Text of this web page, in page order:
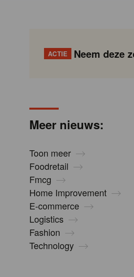
ACTIE Neem deze
Meer nieuws:
Toon meer
Foodretail
Fmcg
Home Improvement
E-commerce
Logistics
Fashion
Technology